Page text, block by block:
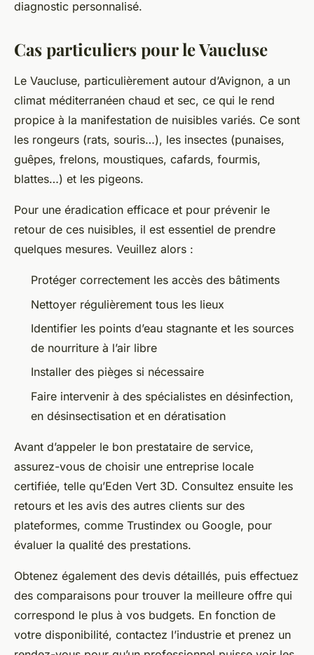
diagnostic personnalisé.
Cas particuliers pour le Vaucluse
Le Vaucluse, particulièrement autour d’Avignon, a un
climat méditerranéen chaud et sec, ce qui le rend
propice à la manifestation de nuisibles variés. Ce sont
les rongeurs (rats, souris…), les insectes (punaises,
guêpes, frelons, moustiques, cafards, fourmis,
blattes…) et les pigeons.
Pour une éradication efficace et pour prévenir le
retour de ces nuisibles, il est essentiel de prendre
quelques mesures. Veuillez alors :
Protéger correctement les accès des bâtiments
Nettoyer régulièrement tous les lieux
Identifier les points d’eau stagnante et les sources
de nourriture à l’air libre
Installer des pièges si nécessaire
Faire intervenir à des spécialistes en désinfection,
en désinsectisation et en dératisation
Avant d’appeler le bon prestataire de service,
assurez-vous de choisir une entreprise locale
certifiée, telle qu’Eden Vert 3D. Consultez ensuite les
retours et les avis des autres clients sur des
plateformes, comme Trustindex ou Google, pour
évaluer la qualité des prestations.
Obtenez également des devis détaillés, puis effectuez
des comparaisons pour trouver la meilleure offre qui
correspond le plus à vos budgets. En fonction de
votre disponibilité, contactez l’industrie et prenez un